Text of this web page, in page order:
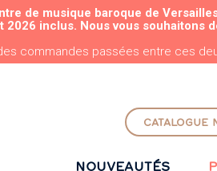
ALLER AU CONTENU PRINCIPAL
de musique baroque de
2026 inclus. Nous vous souhaitons
commandes passées entre ces
CATALOGUE
NOUVEAUTÉS